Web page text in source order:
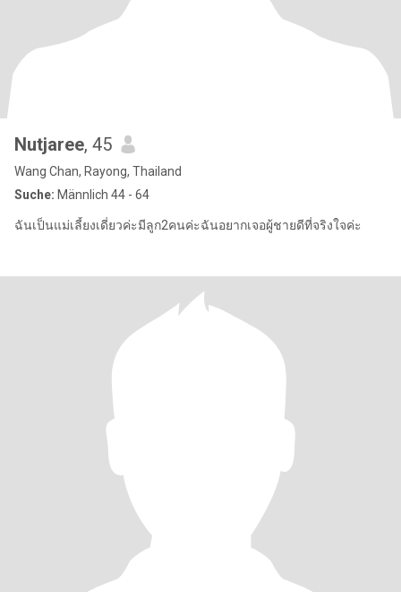
Nutjaree, 45
Wang Chan, Rayong, Thailand
Suche: Männlich 44 - 64
ฉันเป็นแม่เลี้ยงเดี่ยวค่ะมีลูก2คนค่ะฉันอยากเจอผู้ชายดีที่จริงใจค่ะ